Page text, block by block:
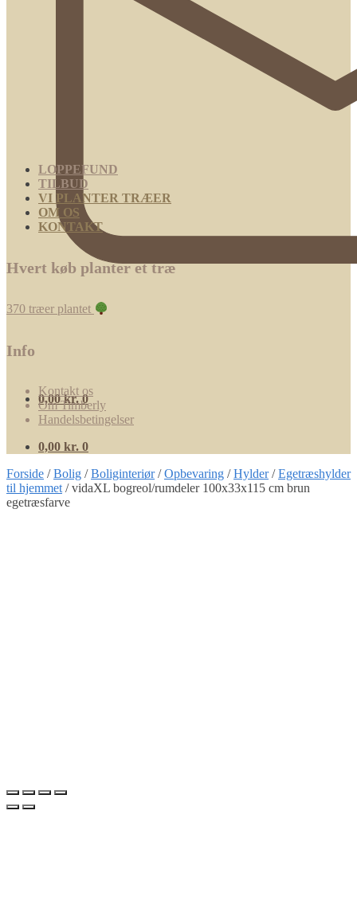
0,00kr. 0
LOPPEFUND
TILBUD
VI PLANTER TRÆER
OM OS
KONTAKT
Hvert køb planter et træ
370 træer plantet
Info
Kontakt os
Om Timberly
Handelsbetingelser
0,00 kr. 0
Forside /Bolig /Boliginteriør/Opbevaring /Hylder/Egetræshylder
til hjemmet /vidaXL bogreol/rumdeler 100x33x115 cm brun
egetræsfarve